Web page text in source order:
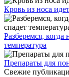
Кровь из носа
Разберемся, когда
температура
Препараты для
Свежие